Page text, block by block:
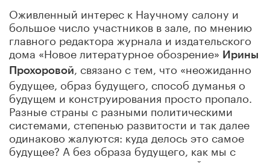
Оживленный интерес к Научному салону и
большое число участников в зале, по мнению
главного редактора журнала и издательского
дома «Новое литературное обозрение» Ирины
Прохоровой
, связано с тем, что «неожиданно
будущее, образ будущего, способ думанья о
будущем и конструирования просто пропало.
Разные страны с разными политическими
системами, степенью развитости и так далее
одинаково жалуются: куда делось это самое
будущее? А без образа будущего, как мы с